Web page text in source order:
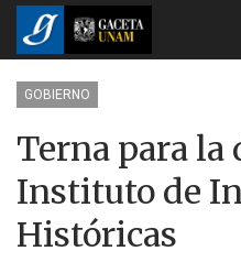
GOBIERNO
Terna para la
Instituto de
Históricas